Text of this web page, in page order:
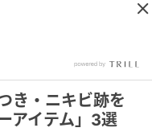
き・ニキビ跡を
アイテム」3選